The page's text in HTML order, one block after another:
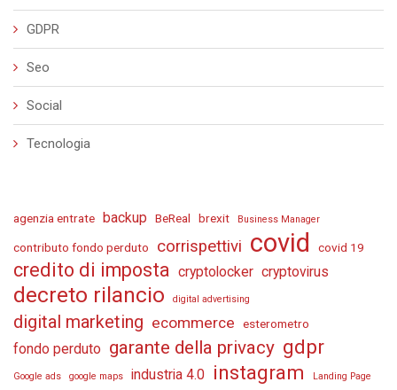
GDPR
Seo
Social
Tecnologia
agenzia entrate backup BeReal brexit Business Manager
contributo fondo perduto corrispettivi covid covid 19
credito di imposta cryptolocker cryptovirus
decreto rilancio digital advertising
digital marketing ecommerce esterometro
fondo perduto garante della privacy gdpr
Google ads google maps industria 4.0 instagram Landing Page